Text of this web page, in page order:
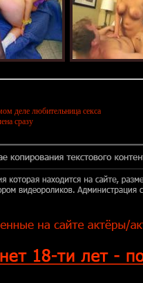
деле любительница секса
сразу